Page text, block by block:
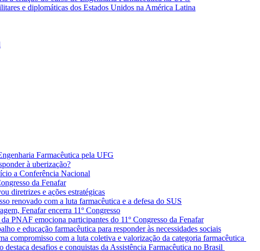
e diplomáticas dos Estados Unidos na América Latina
Farmacêutica pela UFG
à uberização?
a Conferência Nacional
da Fenafar
diretrizes e ações estratégicas
renovado com a luta farmacêutica e a defesa do SUS
Fenafar encerra 11º Congresso
PNAF emociona participantes do 11º Congresso da Fenafar
e educação farmacêutica para responder às necessidades sociais
compromisso com a luta coletiva e valorização da categoria farmacêutica
destaca desafios e conquistas da Assistência Farmacêutica no Brasil